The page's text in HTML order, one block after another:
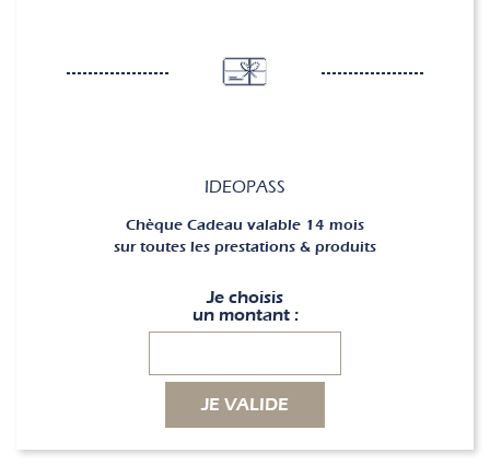
IDEOPASS
Chèque Cadeau valable 14 mois
sur toutes les prestations & produits
Je choisis
un montant :
JE VALIDE